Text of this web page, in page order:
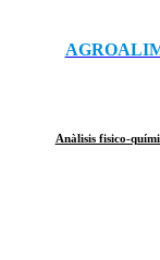
Anàlisis fisico-